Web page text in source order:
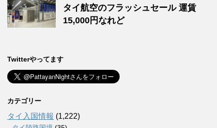
タイ航空のフラッシュセール 運賃
15,000円なれど
Twitterやってます
カテゴリー
タイ入国情報 (1,222)